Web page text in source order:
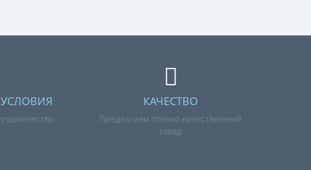
КАЧЕСТВО
Предлагаем только качественный
товар